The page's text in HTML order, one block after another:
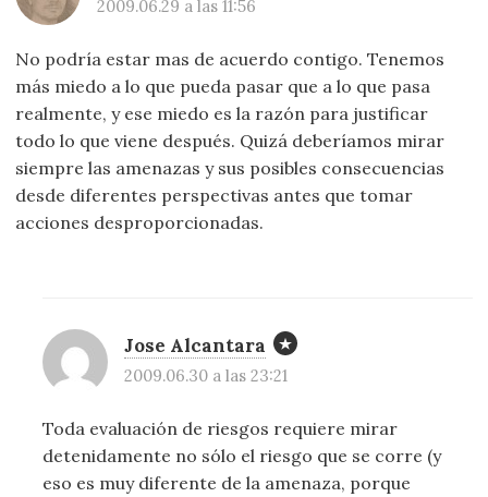
2009.06.29 a las 11:56
No podría estar mas de acuerdo contigo. Tenemos
más miedo a lo que pueda pasar que a lo que pasa
realmente, y ese miedo es la razón para justificar
todo lo que viene después. Quizá deberíamos mirar
siempre las amenazas y sus posibles consecuencias
desde diferentes perspectivas antes que tomar
acciones desproporcionadas.
Jose Alcantara
2009.06.30 a las 23:21
Toda evaluación de riesgos requiere mirar
detenidamente no sólo el riesgo que se corre (y
eso es muy diferente de la amenaza, porque